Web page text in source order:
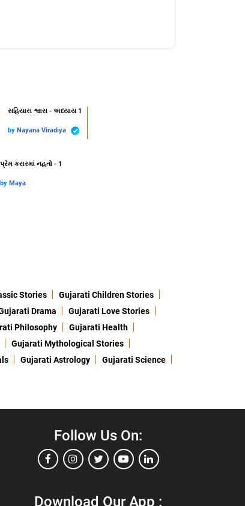
સહિયારા શ્વાસ - અધ્યાય 1
by Nayana Viradiya
પ્રેમ કરારમાં નહતો - 1
by Maya
Stories
Gujarati Children Stories
Drama
Gujarati Love Stories
Philosophy
Gujarati Health
Gujarati Mythological Stories
Gujarati Astrology
Gujarati Science
Follow Us On:
Download Our App :